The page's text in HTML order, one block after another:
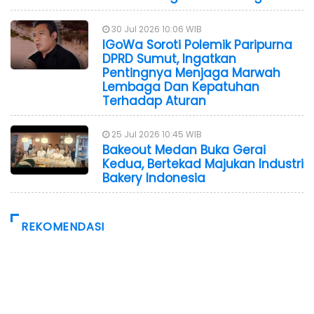
30 Jul 2026 10:06 WIB
IGoWa Soroti Polemik Paripurna
DPRD Sumut, Ingatkan
Pentingnya Menjaga Marwah
Lembaga Dan Kepatuhan
Terhadap Aturan
25 Jul 2026 10:45 WIB
Bakeout Medan Buka Gerai
Kedua, Bertekad Majukan Industri
Bakery Indonesia
REKOMENDASI